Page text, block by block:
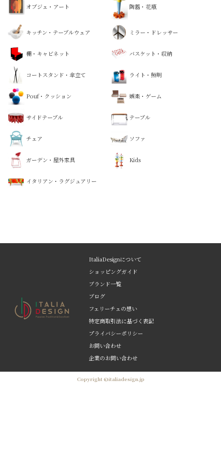
オブジェ・アート 陶器・花瓶
キッチン・テーブルウェア ミラー・ドレッサー
棚・キャビネット バスケット・収納
コートスタンド・傘立て ライト・照明
Pouf・クッション 娯楽・ゲーム
サイドテーブル テーブル
チェア ソファ
ガーデン・屋外家具 Kids
イタリアン・ラグジュアリー
ItaliaDesignについて
ショッピングガイド
ブランド一覧
ブログ
フェリーチェの想い
特定商取引法に基づく表記
プライバシーポリシー
お問い合わせ
企業のお問い合わせ
Copyright ©italiadesign.jp